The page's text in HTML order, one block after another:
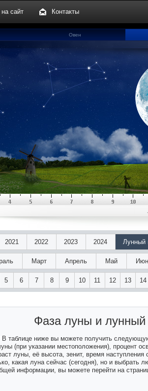
сайт Контакты
Овен
2021 2022 2023 2024 Лунный
Март Апрель Май
5 6 7 8 9 10 11 12 13 14
Фаза луны и
В таблице ниже вы можете получить
(при указании местоположения), процент
луны, её высота, зенит, время
какая луна сейчас (сегодня), но и
информации, вы можете перейти на